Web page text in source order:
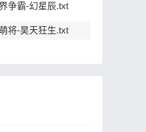
争霸-幻星辰.txt
将-昊天狂生.txt